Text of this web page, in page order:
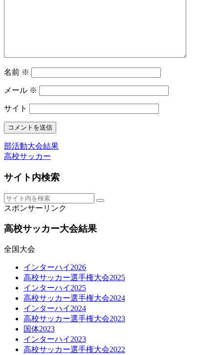
名前 ※
メール ※
サイト
部活動大会結果
高校サッカー
サイト内検索
スポンサーリンク
高校サッカー大会結果
全国大会
インターハイ2026
高校サッカー選手権大会2025
インターハイ2025
高校サッカー選手権大会2024
インターハイ2024
高校サッカー選手権大会2023
国体2023
インターハイ2023
高校サッカー選手権大会2022